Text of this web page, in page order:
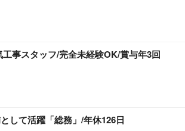
事スタッフ/完全未経験OK/賞与年3回
して活躍「総務」/年休126日